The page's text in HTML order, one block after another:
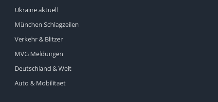
Ukraine aktuell
München Schlagzeilen
Verkehr & Blitzer
MVG Meldungen
Deutschland & Welt
Auto & Mobilitaet